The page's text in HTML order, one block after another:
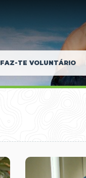
FAZ-TE VOLUNTÁRIO